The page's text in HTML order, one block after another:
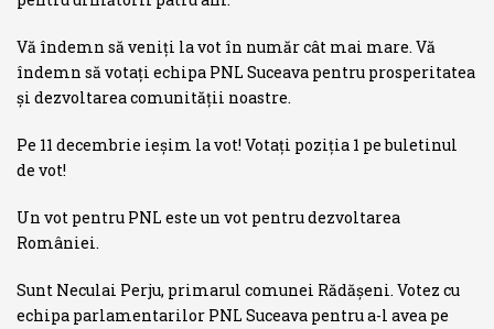
Vă îndemn să veniți la vot în număr cât mai mare. Vă
îndemn să votați echipa PNL Suceava pentru prosperitatea
și dezvoltarea comunității noastre.
Pe 11 decembrie ieșim la vot! Votați poziția 1 pe buletinul
de vot!
Un vot pentru PNL este un vot pentru dezvoltarea
României.
Sunt Neculai Perju, primarul comunei Rădășeni. Votez cu
echipa parlamentarilor PNL Suceava pentru a-l avea pe